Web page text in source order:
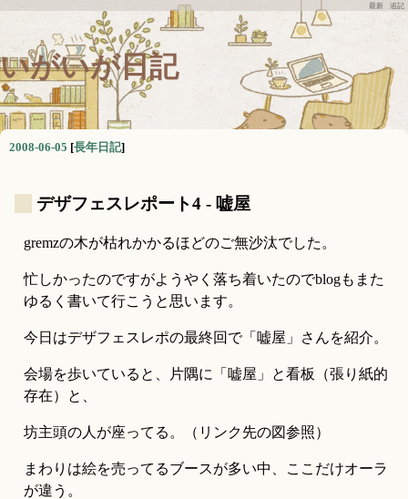
最新 追記
いがいが日記
2008-06-05 [長年日記]
デザフェスレポート4 - 嘘屋
gremzの木が枯れかかるほどのご無沙汰でした。
忙しかったのですがようやく落ち着いたのでblogもまた
ゆるく書いて行こうと思います。
今日はデザフェスレポの最終回で「嘘屋」さんを紹介。
会場を歩いていると、片隅に「嘘屋」と看板（張り紙的
存在）と、
坊主頭の人が座ってる。（リンク先の図参照）
まわりは絵を売ってるブースが多い中、ここだけオーラ
が違う。